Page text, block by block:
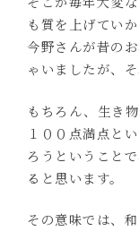
も質を上げてい
今野さんが昔の
ゃいましたが、
もちろん、生き
１００点満点と
ろうということ
ると思います。
その意味では、